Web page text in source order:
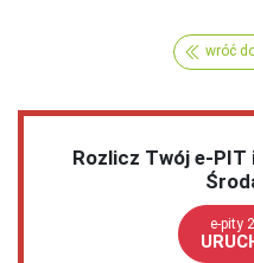
wróć
Rozlicz Twój e-PIT
e-pity